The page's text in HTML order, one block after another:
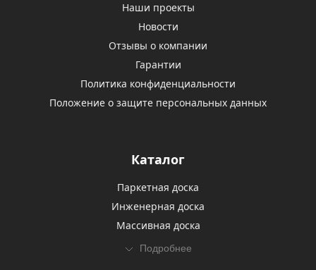
Наши проекты
Новости
Отзывы о компании
Гарантии
Политика конфиденциальности
Положение о защите персональных данных
Каталог
Паркетная доска
Инженерная доска
Массивная доска
Подробнее